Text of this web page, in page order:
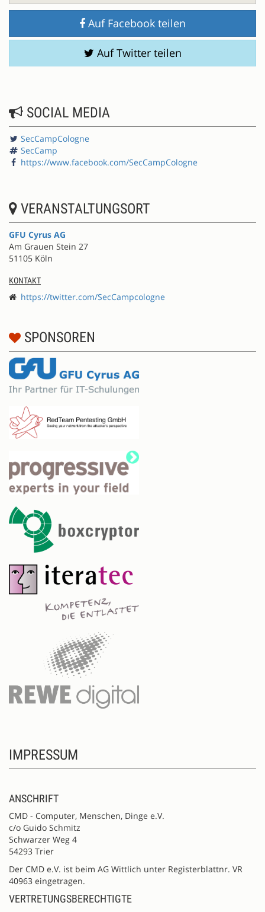
Auf Facebook teilen
Auf Twitter teilen
SOCIAL MEDIA
SecCampCologne
SecCamp
https://www.facebook.com/SecCampCologne
VERANSTALTUNGSORT
GFU Cyrus AG
Am Grauen Stein 27
51105 Köln
KONTAKT
https://twitter.com/SecCampcologne
SPONSOREN
IMPRESSUM
ANSCHRIFT
CMD - Computer, Menschen, Dinge e.V.
c/o Guido Schmitz
Schwarzer Weg 4
54293 Trier
Der CMD e.V. ist beim AG Wittlich unter Registerblattnr. VR
40963 eingetragen.
VERTRETUNGSBERECHTIGTE